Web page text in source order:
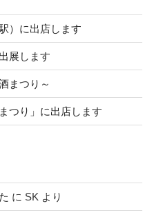
）に出店します
展します
まつり～
つり」に出店します
に SK より